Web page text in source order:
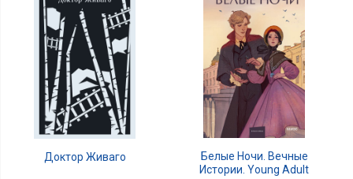
Доктор Живаго
Белые Ночи. Вечные
Истории. Young Adult